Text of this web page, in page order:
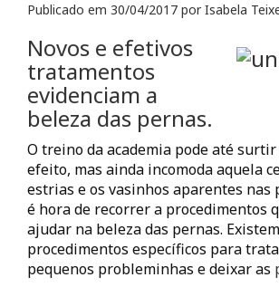
Publicado em 30/04/2017 porIsabela
Novos e efetivos
tratamentos
evidenciam a
beleza das pernas.
O treino da academia pode até
efeito, mas ainda incomoda aquela
estrias e os vasinhos aparentes nas
é hora de recorrer a procedimentos
ajudar na beleza das pernas. Existem
procedimentos específicos para
pequenos probleminhas e deixar as